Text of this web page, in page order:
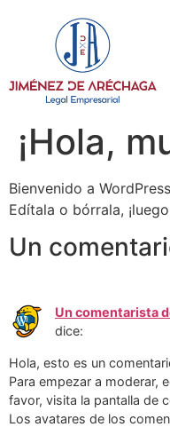
¡Hola,
Bienvenido a
Edítala o bórrala,
Un
Un comentarista
dice:
Hola, esto es un
Para empezar a moderar,
favor, visita la pantalla de
Los avatares de los